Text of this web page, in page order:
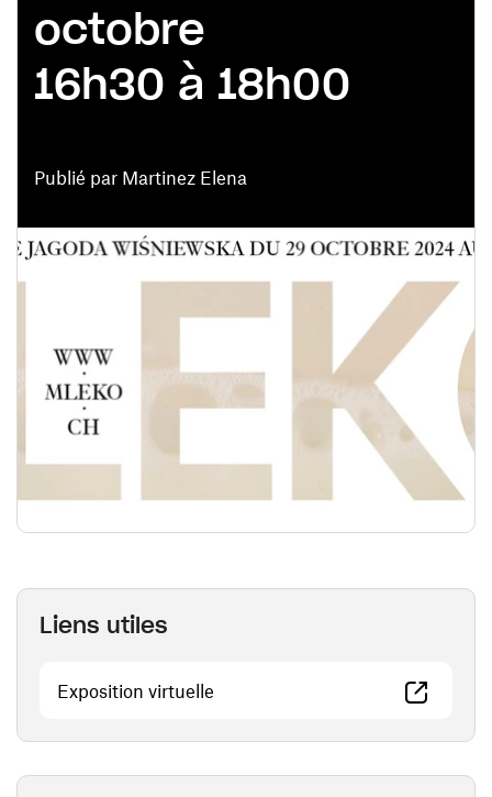
Publié par Martinez Elena
octobre
16h30 à 18h00
Liens utiles
Exposition virtuelle (ouvre une nouvelle fenêtre)